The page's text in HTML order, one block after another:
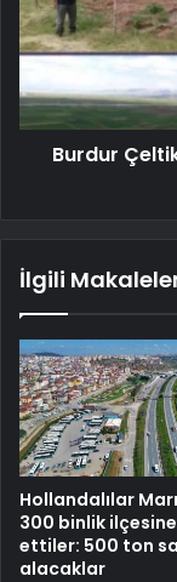
Burdur
İlgili
Hollandalılar
300 binlik ilçesine
ettiler: 500 ton
alacaklar